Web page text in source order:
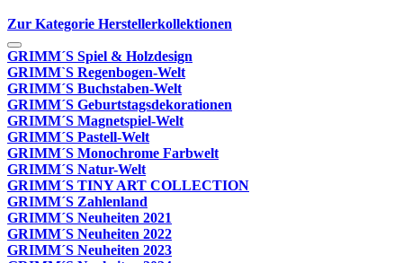
Zur Kategorie Herstellerkollektionen
GRIMM´S Spiel & Holzdesign
GRIMM`S Regenbogen-Welt
GRIMM´S Buchstaben-Welt
GRIMM´S Geburtstagsdekorationen
GRIMM´S Magnetspiel-Welt
GRIMM´S Pastell-Welt
GRIMM´S Monochrome Farbwelt
GRIMM´S Natur-Welt
GRIMM´S TINY ART COLLECTION
GRIMM´S Zahlenland
GRIMM´S Neuheiten 2021
GRIMM´S Neuheiten 2022
GRIMM´S Neuheiten 2023